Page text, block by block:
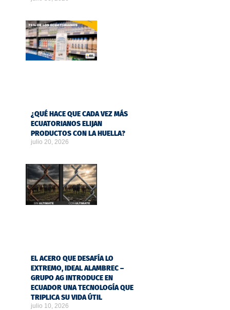
¿QUÉ HACE QUE CADA VEZ MÁS
ECUATORIANOS ELIJAN
PRODUCTOS CON LA HUELLA?
julio 20, 2026
EL ACERO QUE DESAFÍA LO
EXTREMO, IDEAL ALAMBREC –
GRUPO AG INTRODUCE EN
ECUADOR UNA TECNOLOGÍA QUE
TRIPLICA SU VIDA ÚTIL
julio 10, 2026